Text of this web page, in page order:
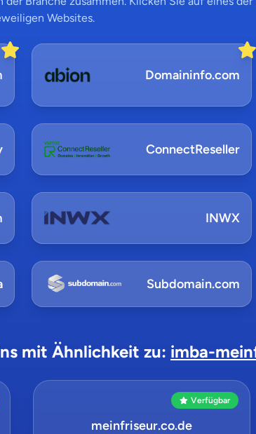
Websites.
Domaininfo.com
ConnectReseller
INWX
Subdomain.com
mit Ähnlichkeit zu: imba-
Verfügbar
meinfriseur.co.de